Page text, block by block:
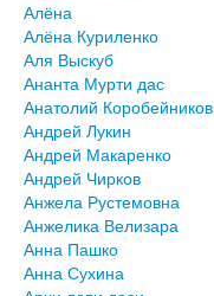
Алёна
Алёна Куриленко
Аля Выскуб
Ананта Мурти дас
Анатолий Коробейников
Андрей Лукин
Андрей Макаренко
Андрей Чирков
Анжела Рустемовна
Анжелика Велизара
Анна Пашко
Анна Сухина